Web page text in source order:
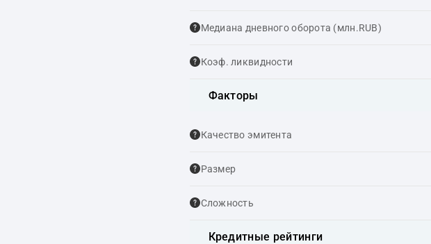
Медиана дневного оборота (млн.RUB)
Коэф. ликвидности
Факторы
Качество эмитента
Размер
Сложность
Кредитные рейтинги